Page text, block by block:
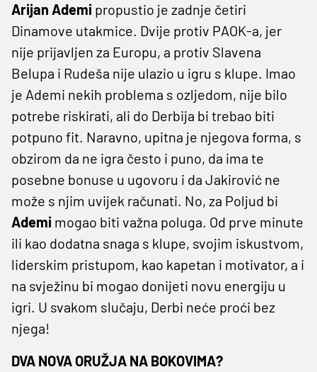
Arijan Ademi propustio je zadnje četiri
Dinamove utakmice. Dvije protiv PAOK-a, jer
nije prijavljen za Europu, a protiv Slavena
Belupa i Rudeša nije ulazio u igru s klupe. Imao
je Ademi nekih problema s ozljedom, nije bilo
potrebe riskirati, ali do Derbija bi trebao biti
potpuno fit. Naravno, upitna je njegova forma, s
obzirom da ne igra često i puno, da ima te
posebne bonuse u ugovoru i da Jakirović ne
može s njim uvijek računati. No, za Poljud bi
Ademi mogao biti važna poluga. Od prve minute
ili kao dodatna snaga s klupe, svojim iskustvom,
liderskim pristupom, kao kapetan i motivator, a i
na svježinu bi mogao donijeti novu energiju u
igri. U svakom slučaju, Derbi neće proći bez
njega!
DVA NOVA ORUŽJA NA BOKOVIMA?